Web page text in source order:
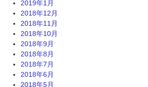
2019年1月
2018年12月
2018年11月
2018年10月
2018年9月
2018年8月
2018年7月
2018年6月
2018年5月